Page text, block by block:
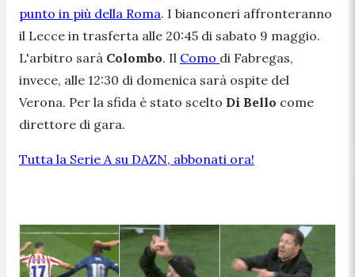
punto in più della Roma. I bianconeri affronteranno
il Lecce in trasferta alle 20:45 di sabato 9 maggio.
L'arbitro sarà Colombo. Il Como di Fabregas,
invece, alle 12:30 di domenica sarà ospite del
Verona. Per la sfida è stato scelto Di Bello come
direttore di gara.
Tutta la Serie A su DAZN, abbonati ora!